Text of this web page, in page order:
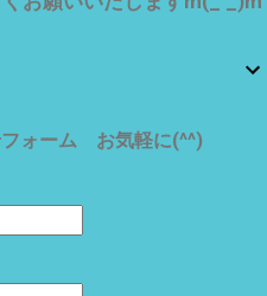
ォーム お気軽に(^^)